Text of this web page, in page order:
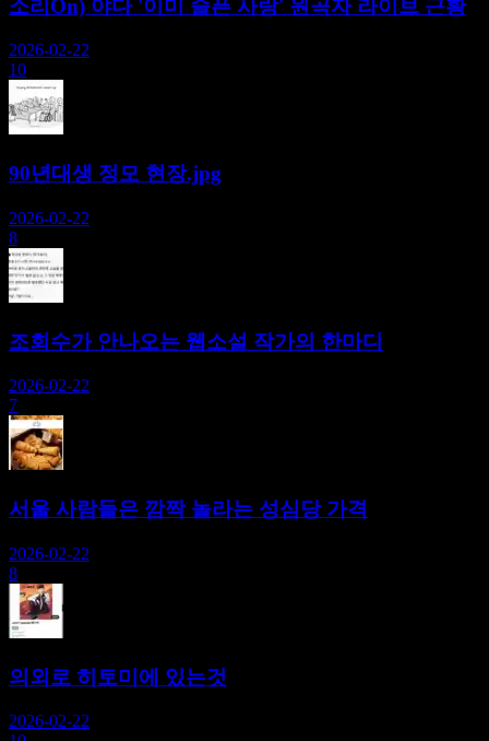
소리On) 야다 '이미 슬픈 사랑' 원곡자 라이브 근황
2026-02-22
10
90년대생 정모 현장.jpg
2026-02-22
8
조회수가 안나오는 웹소설 작가의 한마디
2026-02-22
7
서울 사람들은 깜짝 놀라는 성심당 가격
2026-02-22
8
의외로 히토미에 있는것
2026-02-22